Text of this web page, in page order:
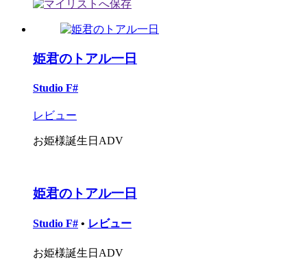
姫君のトアル一日
Studio F#
レビュー
お姫様誕生日ADV
姫君のトアル一日
Studio F# • レビュー
お姫様誕生日ADV